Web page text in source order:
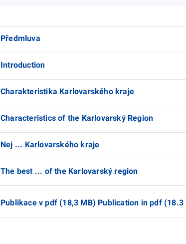
Předmluva
Introduction
Charakteristika Karlovarského kraje
Characteristics of the Karlovarský Region
Nej ... Karlovarského kraje
The best ... of the Karlovarský region
Publikace v pdf (18,3 MB) Publication in pdf (18.3